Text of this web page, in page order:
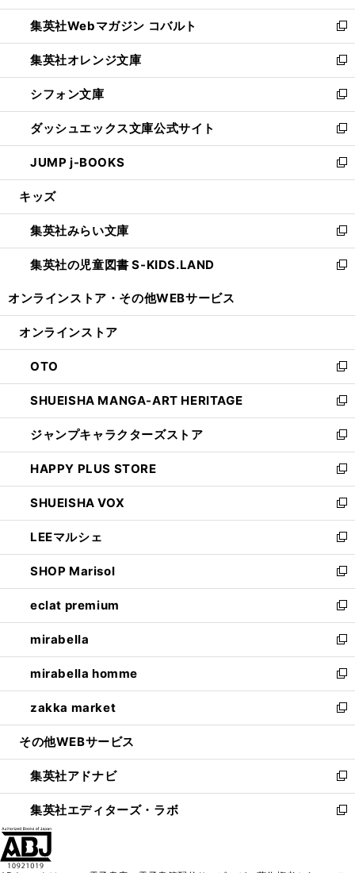
開
く
ウ
で
開
く
ン
ド
ウ
で
開
く
ウ
ィ
ン
ド
ウ
で
開
く
集英社Webマガジン コバルト
新
し
い
ウ
ィ
ン
ド
ウ
で
開
集英社オレンジ文庫
新
し
い
ウ
ィ
ン
ド
ウ
開
く
シフォン文庫
新
し
い
ウ
ィ
ン
ウ
で
開
く
ダッシュエックス文庫公式サイト
新
し
い
ウ
ン
ド
ウ
で
JUMP j-BOOKS
新
し
ウ
ィ
ン
ド
開
キッズ
集英社みらい文庫
新
し
い
ン
ウ
で
開
く
集英社の児童図書 S-KIDS.LAND
新
ウ
ン
ド
ウ
で
開
く
オンラインストア・ その他WEBサービス
オンラインストア
OTO
新
し
い
ウ
ィ
ン
ド
ウ
で
開
く
SHUEISHA MANGA-ART HERITAGE
新
し
い
ウ
ィ
ン
ド
ウ
で
開
く
ジャンプキャラクターズストア
新
し
い
ウ
ィ
ン
ド
ウ
で
開
く
HAPPY PLUS STORE
新
し
い
ウ
ィ
ン
ド
ウ
で
開
く
SHUEISHA VOX
新
し
い
ウ
ィ
ン
ド
ウ
で
開
く
LEEマルシェ
新
し
い
ウ
ィ
ン
ド
ウ
で
開
く
SHOP Marisol
新
し
い
ウ
ィ
ン
ド
ウ
で
開
eclat premium
新
し
い
ウ
ィ
ン
ド
ウ
開
く
mirabella
新
し
い
ウ
ィ
ン
ウ
で
開
く
mirabella homme
新
し
い
ウ
ン
ド
ウ
で
zakka market
新
し
ウ
ィ
ン
ド
その他WEBサービス
集英社アドナビ
新
し
い
集英社エディターズ・ラボ
新